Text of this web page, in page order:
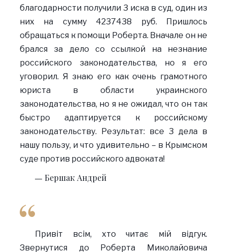
благодарности получили 3 иска в суд, один из
них на сумму 4237438 руб. Пришлось
обращаться к помощи Роберта. Вначале он не
брался за дело со ссылкой на незнание
российского законодательства, но я его
уговорил. Я знаю его как очень грамотного
юриста в области украинского
законодательства, но я не ожидал, что он так
быстро адаптируется к российскому
законодательству. Результат: все 3 дела в
нашу пользу, и что удивительно – в Крымском
суде против российского адвоката!
Бершак Андрей
Привіт всім, хто читає мій відгук.
Звернутися до Роберта Миколайовича